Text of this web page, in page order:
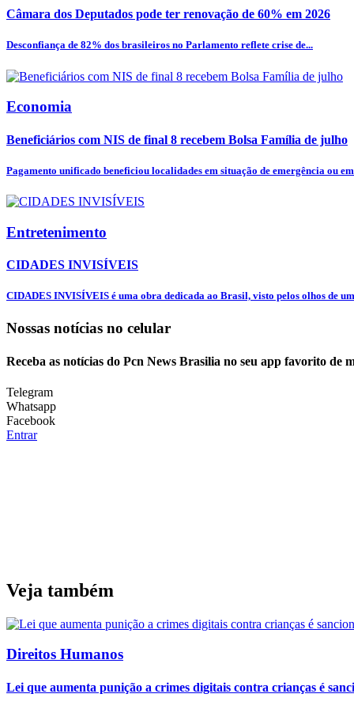
Câmara dos Deputados pode ter renovação de 60% em 2026
Desconfiança de 82% dos brasileiros no Parlamento reflete crise de...
Economia
Beneficiários com NIS de final 8 recebem Bolsa Família de julho
Pagamento unificado beneficiou localidades em situação de emergência ou em
Entretenimento
CIDADES INVISÍVEIS
CIDADES INVISÍVEIS é uma obra dedicada ao Brasil, visto pelos olhos de
Nossas notícias no celular
Receba as notícias do Pcn News Brasilia no seu app favorito de
Telegram
Whatsapp
Facebook
Entrar
Veja também
Direitos Humanos
Lei que aumenta punição a crimes digitais contra crianças é